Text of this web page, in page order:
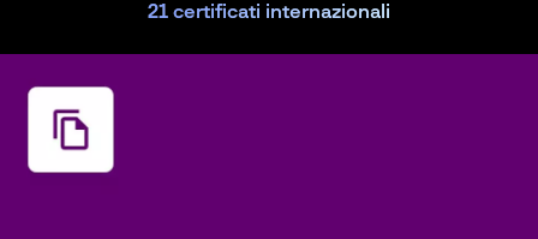
21 certificati internazionali